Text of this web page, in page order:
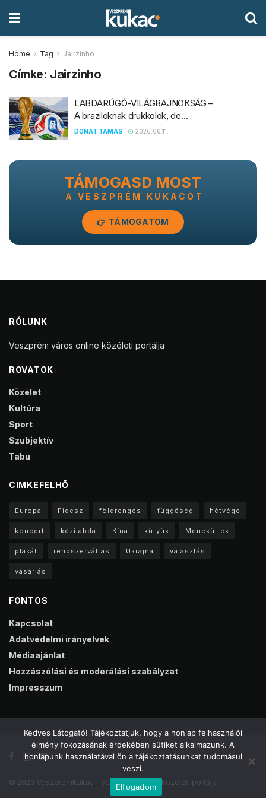
Home Tag Jairzinho
Címke: Jairzinho
LABDARÚGÓ-VILÁGBAJNOKSÁG –
A braziloknak drukkolok, de…
DONÁT TAMÁS 2026.06.11.
TÁMOGASD MOST
A VESZPRÉM KUKACOT
TÁMOGATOM
RÓLUNK
Veszprém város online közéleti portálja
ROVATOK
Közélet
Kultúra
Sport
Szubjektív
Tabu
CIMKEFELHŐ
Europa Fidesz földrengés függőség hétvége
koncert kézilabda Kína kütyük Menekültek
plakát rendszerváltás Ukrajna választás
vásárlás
FONTOS
Kapcsolat
Adatvédelmi irányelvek
Médiaajánlat
Hozzászólási és moderálási szabályzat
Impresszum
© 2023 VeszprémKukac - Veszprém online közéleti portálja
Kedves Látogató! Tájékoztatjuk, hogy a honlap felhasználói
élmény fokozásának érdekében sütiket alkalmazunk. A
honlapunk használatával ön a tájékoztatásunkat tudomásul
veszi.
Elfogadom